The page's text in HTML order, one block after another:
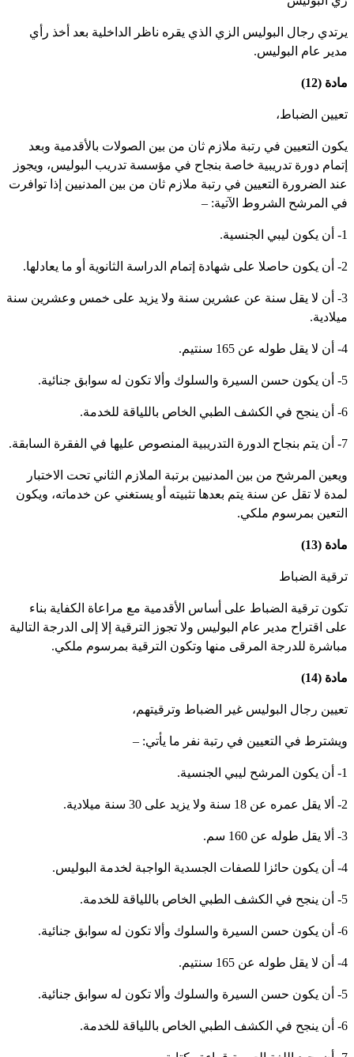
رجال البوليس الزي الذي يقره ناظر الداخلية بعد أخذ رأي
عام البوليس.
(12)
الضباط،
التعيين في رتبة ملازم ثان من بين الصولات بالأقدمية وبعد
دورة تدريبية خاصة بنجاح في مؤسسة تدريب البوليس، ويجوز
الضرورة التعيين في رتبة ملازم ثان من بين المدنيين إذا توافرت
المرشح الشروط الآتية: –
3- أن لا يقل سنة عن عشرين سنة ولا يزيد على خمس وعشرين سنة
المرشح من بين المدنيين برتبة الملازم الثاني تحت الاختبار
لا تقل عن سنة يتم بعدها تثبيته أو يستغني عن خدماته، ويكون
بمرسوم ملكي.
(13)
الضباط
ترقية الضباط على أساس الأقدمية مع مراعاة الكفاية بناء
اقتراح مدير عام البوليس ولا تجوز الترقية إلا إلى الدرجة التالية
للدرجة المرقى منها وتكون الترقية بمرسوم ملكي.
(14)
رجال البوليس غير الضباط وترقيتهم،
في التعيين في رتبة نفر ما يأتي: –